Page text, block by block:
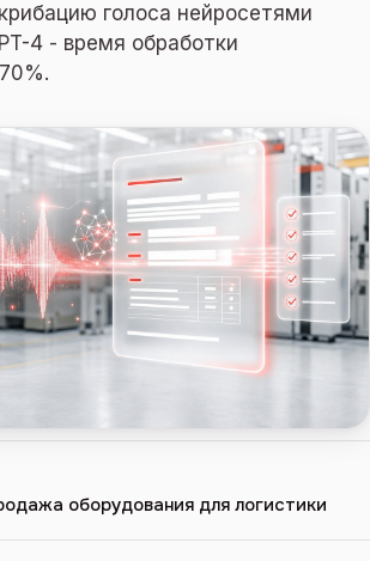
голоса нейросетями
4 - время обработки
оборудования для логистики